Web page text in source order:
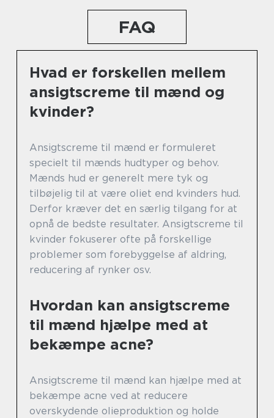
FAQ
Hvad er forskellen mellem
ansigtscreme til mænd og
kvinder?
Ansigtscreme til mænd er formuleret
specielt til mænds hudtyper og behov.
Mænds hud er generelt mere tyk og
tilbøjelig til at være oliet end kvinders hud.
Derfor kræver det en særlig tilgang for at
opnå de bedste resultater. Ansigtscreme til
kvinder fokuserer ofte på forskellige
problemer som forebyggelse af aldring,
reducering af rynker osv.
Hvordan kan ansigtscreme
til mænd hjælpe med at
bekæmpe acne?
Ansigtscreme til mænd kan hjælpe med at
bekæmpe acne ved at reducere
overskydende olieproduktion og holde